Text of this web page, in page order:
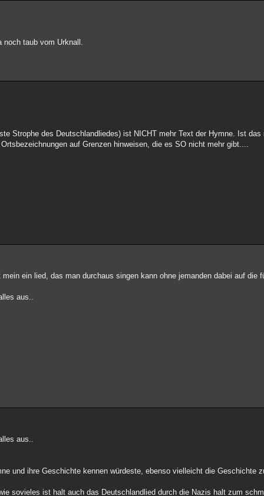
noch taub vom Urknall.
Strophe des Deutschlandliedes) ist NICHT mehr Text der Hymne. Ist
auf Grenzen hinweisen, die es SO nicht mehr gibt....
ein lied, das man durchaus singen kann ohne jemanden dabei auf die
aus..
aus..
und ihre Geschichte kennen würdeste, ebenso vielleicht die Geschichte
sovieles ist halt auch das Deutschlandlied durch die Nazis halt zum